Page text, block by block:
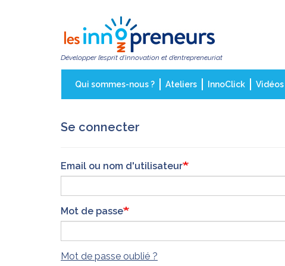
Développer l’esprit d’innovation et d’entrepreneuriat
Qui sommes-nous ? Ateliers InnoClick Vidéos
Se connecter
Email ou nom d'utilisateur
Mot de passe
Mot de passe oublié ?